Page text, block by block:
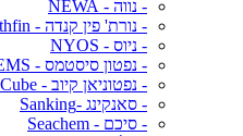
- נווה - NEWA
- נורת' פין קנדה - Northfin
- ניוס - NYOS
- נפטון סיסטמס - NEPTUNE SYSTEMS
- נפטוניאן קיוב - Neptunian Cube
- סאנקינג -Sanking
- סיכם - Seachem